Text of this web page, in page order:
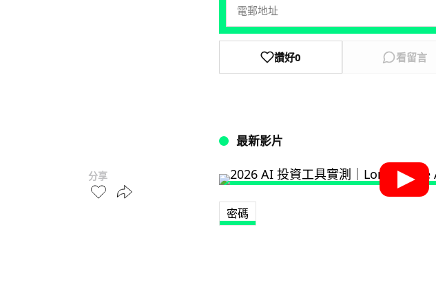
分享
讚好0 看留言
最新影片
密碼